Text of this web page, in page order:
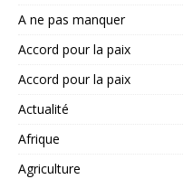
A ne pas manquer
Accord pour la paix
Accord pour la paix
Actualité
Afrique
Agriculture